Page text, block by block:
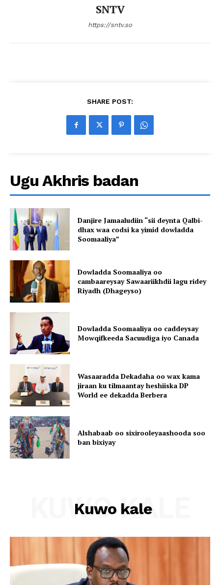
SNTV
https://sntv.so
SHARE POST:
Ugu Akhris badan
Danjire Jamaaludiin “sii deynta Qalbi-
dhax waa codsi ka yimid dowladda
Soomaaliya”
Dowladda Soomaaliya oo
cambaareysay Sawaariikhdii lagu ridey
Riyadh (Dhageyso)
Dowladda Soomaaliya oo caddeysay
Mowqifkeeda Sacuudiga iyo Canada
Wasaaradda Dekadaha oo wax kama
jiraan ku tilmaantay heshiiska DP
World ee dekadda Berbera
Alshabaab oo sixirooleyaashooda soo
ban bixiyay
Kuwo kale
KUWO KALE